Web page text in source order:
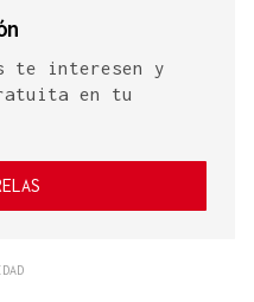
te interesen y
en tu